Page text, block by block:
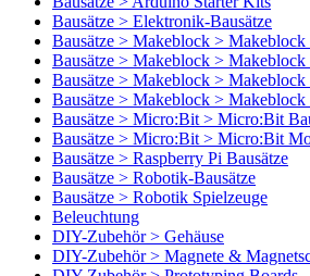
Bausätze > Elektronik-Bausätze
Bausätze > Makeblock > Makeblock
Bausätze > Makeblock >
Bausätze > Makeblock >
Bausätze > Makeblock > Makeblock
Bausätze > Micro:Bit > Micro:Bit
Bausätze > Micro:Bit > Micro:Bit
Bausätze > Raspberry Pi Bausätze
Bausätze > Robotik-Bausätze
Bausätze > Robotik Spielzeuge
Beleuchtung
DIY-Zubehör > Gehäuse
DIY-Zubehör > Magnete &